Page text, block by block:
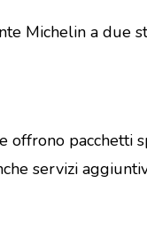
Michelin a due
offrono pacchetti
servizi